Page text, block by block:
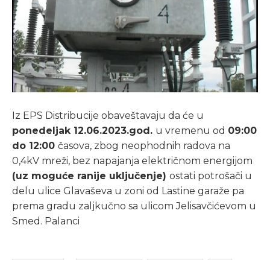
Iz EPS Distribucije obaveštavaju da će u
ponedeljak 12.06.2023.god . u vremenu od 09:00
do 12:00 časova, zbog neophodnih radova na
0,4kV mreži, bez napajanja električnom energijom
(uz moguće ranije uključenje) ostati potrošači u
delu ulice Glavaševa u zoni od Lastine garaže pa
prema gradu zaljkučno sa ulicomJelisavčićevom u
Smed . Palanci